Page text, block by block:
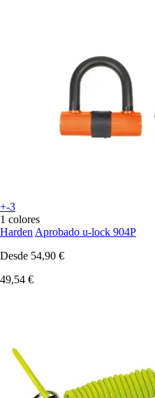
+-3
1 colores
Harden Aprobado u-lock 904P
Desde 54,90 €
49,54 €